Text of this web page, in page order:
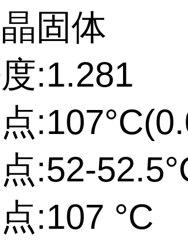
固体
:1.281
:52-
:107 °C